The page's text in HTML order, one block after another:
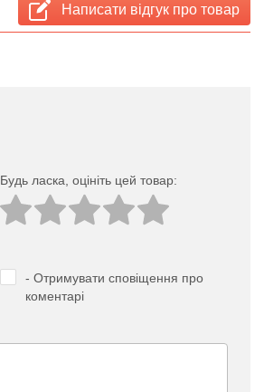
Написати відгук про товар
Будь ласка, оцініть цей товар:
- Отримувати сповіщення про
коментарі